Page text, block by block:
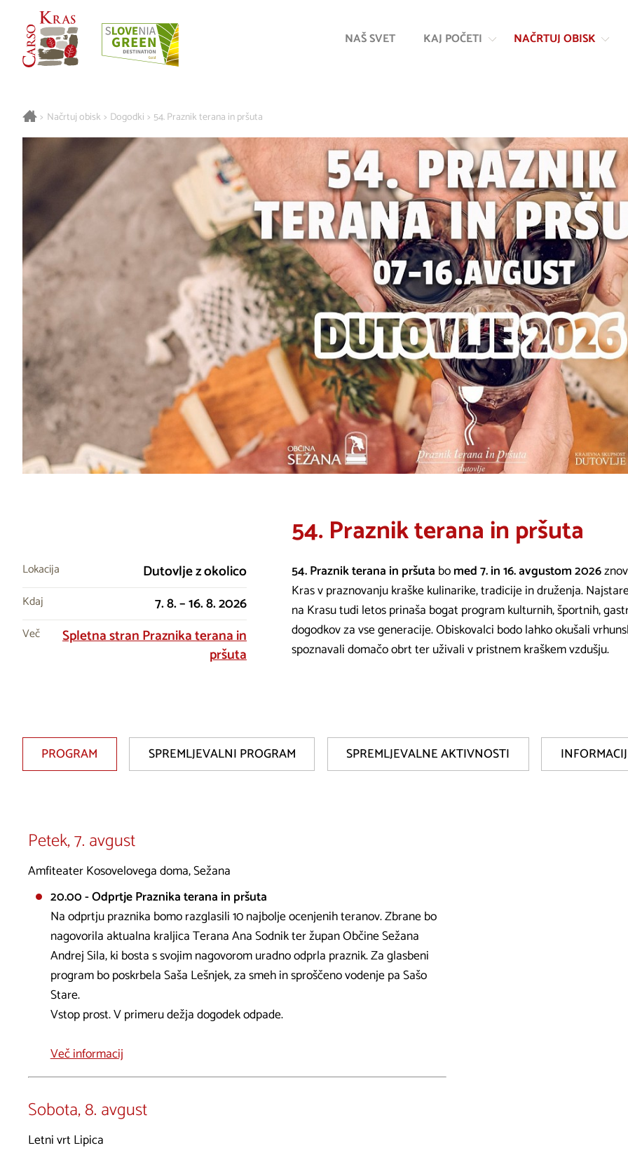
vsebino
NAŠ SVET KAJ POČETI NAČRTUJ OBISK
> Načrtuj obisk > Dogodki > 54. Praznik terana in pršuta
54. Praznik terana in pršuta
Lokacija Dutovlje z okolico
Kdaj 7. 8. – 16. 8. 2026
Več
Spletna stran Praznika terana in
pršuta
54. Praznik terana in pršuta bomed 7. in 16. avgustom 2026
Kras v praznovanju kraške kulinarike, tradicije in druženja.
na Krasu tudi letos prinaša bogat program kulturnih, športnih,
dogodkov za vse generacije. Obiskovalci bodo lahko okušali
spoznavali domačo obrt ter uživali v pristnem kraškem vzdušju.
PROGRAM SPREMLJEVALNI PROGRAM SPREMLJEVALNE AKTIVNOSTI
Petek, 7. avgust
Amfiteater Kosovelovega doma, Sežana
20.00 - Odprtje Praznika terana in pršuta
Na odprtju praznika bomo razglasili 10 najbolje ocenjenih teranov. Zbrane bo
nagovorila aktualna kraljica Terana Ana Sodnik ter župan Občine Sežana
Andrej Sila, ki bosta s svojim nagovorom uradno odprla praznik. Za glasbeni
program bo poskrbela Saša Lešnjek, za smeh in sproščeno vodenje pa Sašo
Stare.
Vstop prost. V primeru dežja dogodek odpade.
Več informacij
Sobota, 8. avgust
Letni vrt Lipica